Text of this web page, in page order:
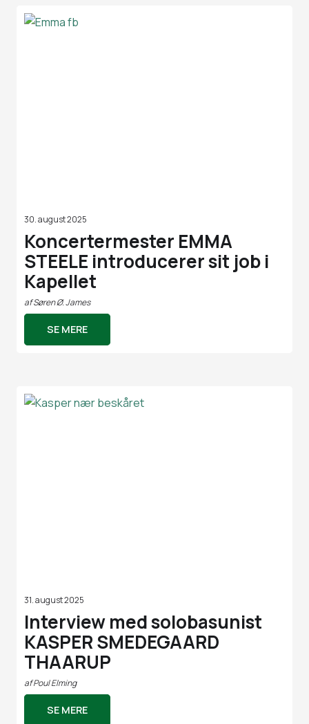
30. august 2025
Koncertermester EMMA
STEELE introducerer sit job i
Kapellet
afSøren Ø. James
SE MERE
31. august 2025
Interview med solobasunist
KASPER SMEDEGAARD
THAARUP
afPoul Elming
SE MERE